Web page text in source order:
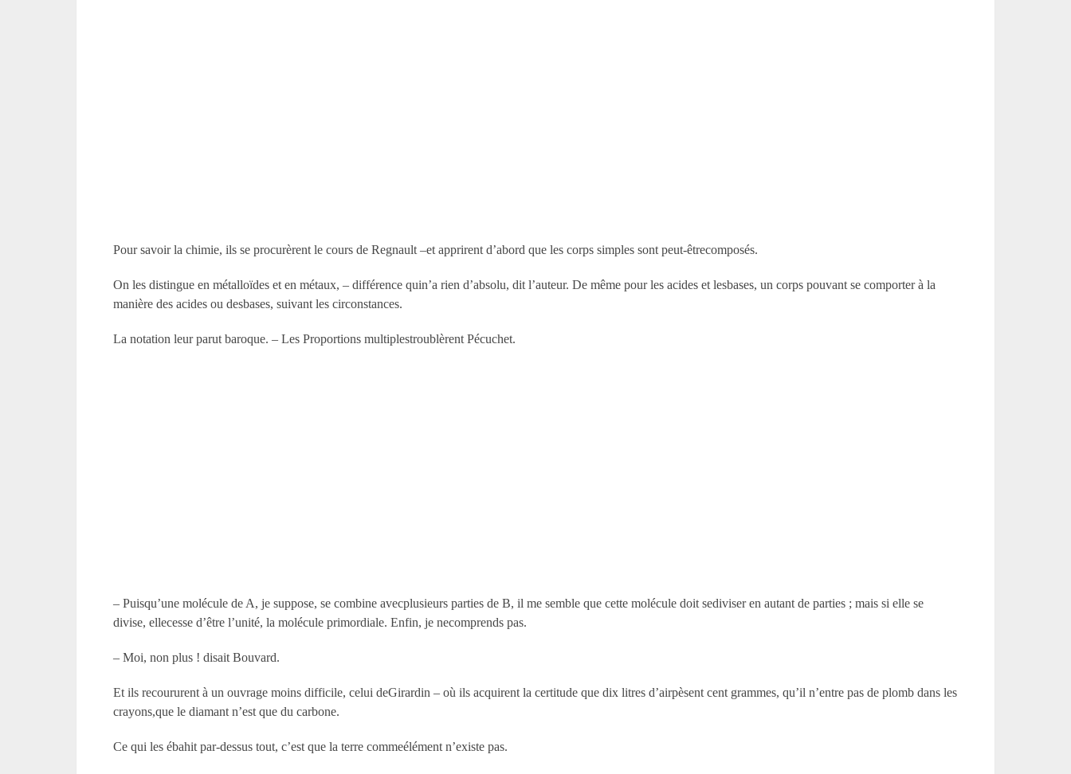
Pour savoir la chimie, ils se procurèrent le cours de Regnault –et apprirent d’abord que les corps simples sont peut-êtrecomposés.
On les distingue en métalloïdes et en métaux, – différence quin’a rien d’absolu, dit l’auteur. De même pour les acides et lesbases, un corps pouvant se comporter à la
manière des acides ou desbases, suivant les circonstances.
La notation leur parut baroque. – Les Proportions multiplestroublèrent Pécuchet.
– Puisqu’une molécule de A, je suppose, se combine avecplusieurs parties de B, il me semble que cette molécule doit sediviser en autant de parties ; mais si elle se
divise, ellecesse d’être l’unité, la molécule primordiale. Enfin, je necomprends pas.
– Moi, non plus ! disait Bouvard.
Et ils recoururent à un ouvrage moins difficile, celui deGirardin – où ils acquirent la certitude que dix litres d’airpèsent cent grammes, qu’il n’entre pas de plomb dans les
crayons,que le diamant n’est que du carbone.
Ce qui les ébahit par-dessus tout, c’est que la terre commeélément n’existe pas.